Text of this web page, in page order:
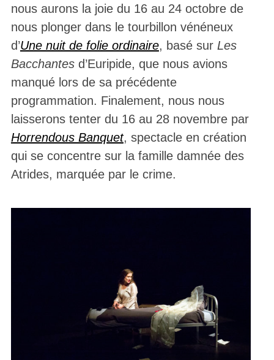
nous aurons la joie du 16 au 24 octobre de
nous plonger dans le tourbillon vénéneux
d’Une nuit de folie ordinaire, basé sur Les
Bacchantesd’Euripide, que nous avions
manqué lors de sa précédente
programmation. Finalement, nous nous
laisserons tenter du 16 au 28 novembre par
Horrendous Banquet, spectacle en création
qui se concentre sur la famille damnée des
Atrides, marquée par le crime.